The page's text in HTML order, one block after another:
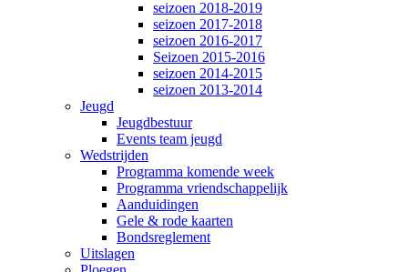
seizoen 2018-2019
seizoen 2017-2018
seizoen 2016-2017
Seizoen 2015-2016
seizoen 2014-2015
seizoen 2013-2014
Jeugd
Jeugdbestuur
Events team jeugd
Wedstrijden
Programma komende week
Programma vriendschappelijk
Aanduidingen
Gele & rode kaarten
Bondsreglement
Uitslagen